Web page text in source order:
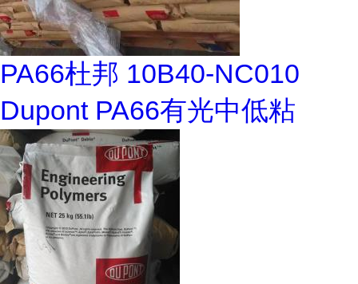
PA66杜邦 10B40-NC010
Dupont PA66有光中低粘